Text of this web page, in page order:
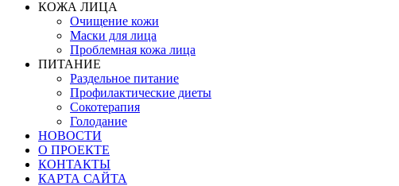
КОЖА ЛИЦА
Очищение кожи
Маски для лица
Проблемная кожа лица
ПИТАНИЕ
Раздельное питание
Профилактические диеты
Сокотерапия
Голодание
НОВОСТИ
О ПРОЕКТЕ
КОНТАКТЫ
КАРТА САЙТА